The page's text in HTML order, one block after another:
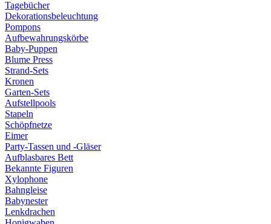
Tagebücher
Dekorationsbeleuchtung
Pompons
Aufbewahrungskörbe
Baby-Puppen
Blume Press
Strand-Sets
Kronen
Garten-Sets
Aufstellpools
Stapeln
Schöpfnetze
Eimer
Party-Tassen und -Gläser
Aufblasbares Bett
Bekannte Figuren
Xylophone
Bahngleise
Babynester
Lenkdrachen